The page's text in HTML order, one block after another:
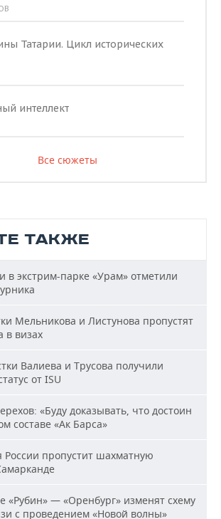
Татарии. Цикл исторических
интеллект
Все сюжеты
ТАКЖЕ
в экстрим-парке «Урам» отметили
Мельникова и Листунова пропустят
в визах
Валиева и Трусова получили
от ISU
«Буду доказывать, что достоин
составе «Ак Барса»
России пропустит шахматную
«Рубин» — «Оренбург» изменят схему
с проведением «Новой волны»